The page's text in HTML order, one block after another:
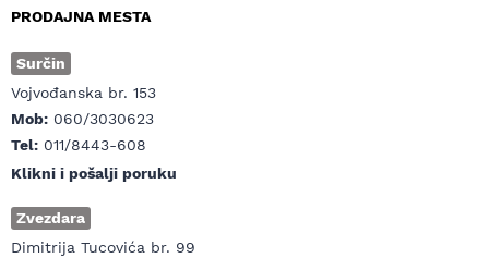
PRODAJNA MESTA
Surčin
Vojvođanska br. 153
Mob: 060/3030623
Tel: 011/8443-608
Klikni i pošalji poruku
Zvezdara
Dimitrija Tucovića br. 99